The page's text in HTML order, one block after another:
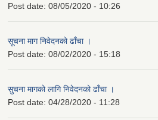
Post date: 08/05/2020 - 10:26
सूचना माग निवेदनको ढाँचा ।
Post date: 08/02/2020 - 15:18
सुचना मागको लागि निवेदनको ढाँचा ।
Post date: 04/28/2020 - 11:28